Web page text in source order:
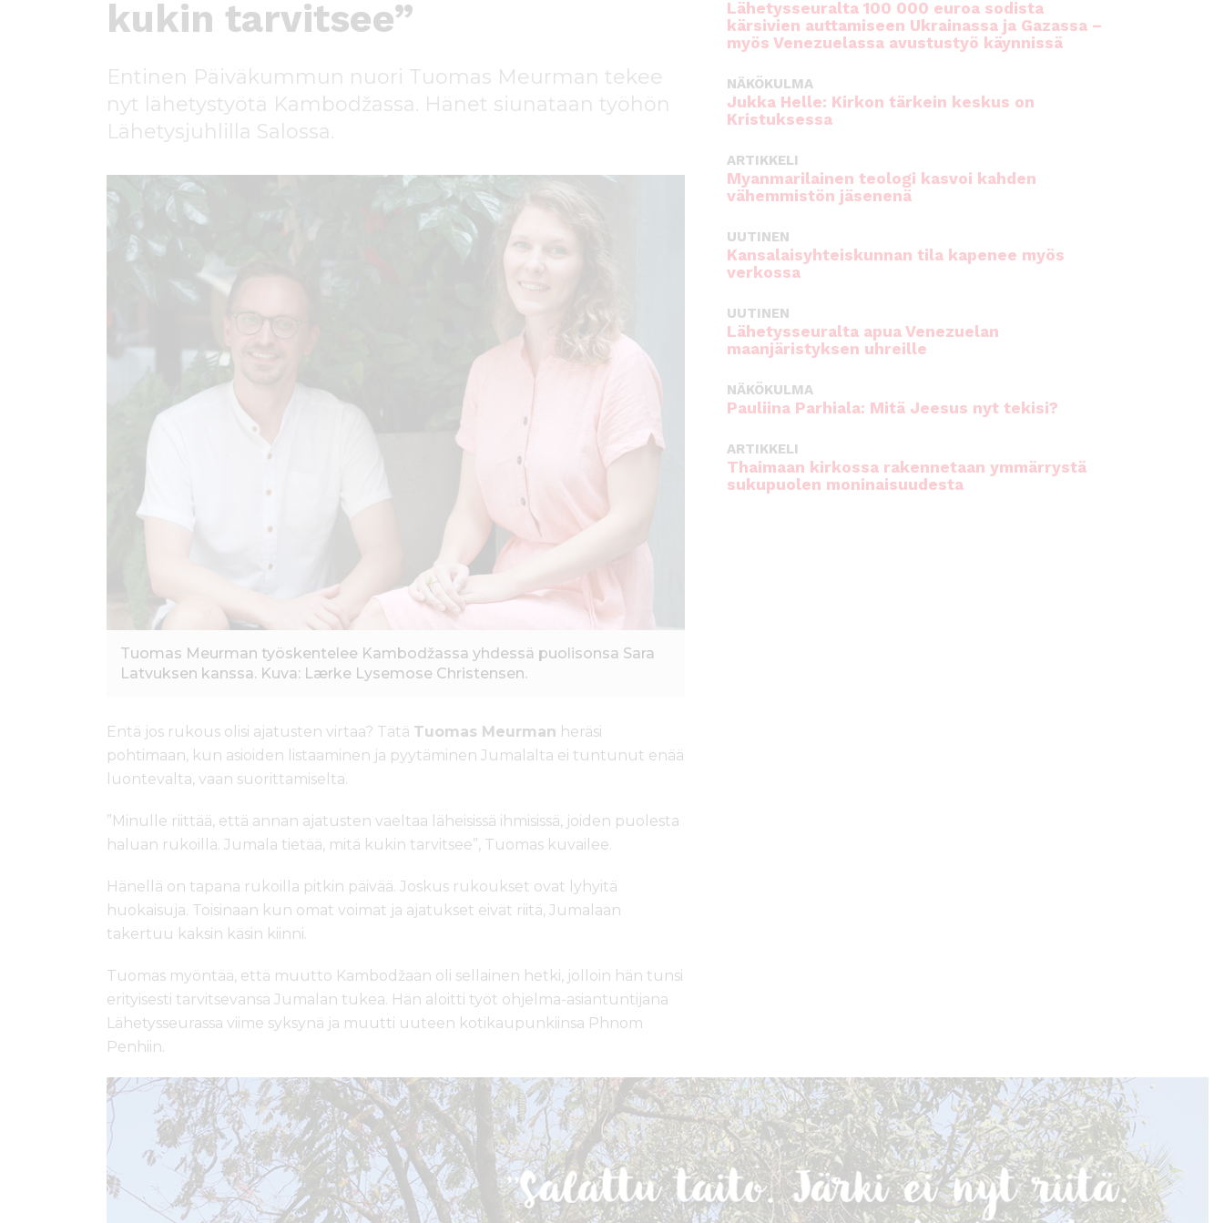
kukin tarvitsee”
Entinen Päiväkummun nuori Tuomas Meurman tekee
nyt lähetystyötä Kambodžassa. Hänet siunataan työhön
Lähetysjuhlilla Salossa.
Tuomas Meurman työskentelee Kambodžassa yhdessä puolisonsa Sara
Latvuksen kanssa. Kuva: Lærke Lysemose Christensen.
Entä jos rukous olisi ajatusten virtaa? Tätä Tuomas Meurman heräsi
pohtimaan, kun asioiden listaaminen ja pyytäminen Jumalalta ei tuntunut enää
luontevalta, vaan suorittamiselta.
”Minulle riittää, että annan ajatusten vaeltaa läheisissä ihmisissä, joiden puolesta
haluan rukoilla. Jumala tietää, mitä kukin tarvitsee”, Tuomas kuvailee.
Hänellä on tapana rukoilla pitkin päivää. Joskus rukoukset ovat lyhyitä
huokaisuja. Toisinaan kun omat voimat ja ajatukset eivät riitä, Jumalaan
takertuu kaksin käsin kiinni.
Tuomas myöntää, että muutto Kambodžaan oli sellainen hetki, jolloin hän tunsi
erityisesti tarvitsevansa Jumalan tukea. Hän aloitti työt ohjelma-asiantuntijana
Lähetysseurassa viime syksynä ja muutti uuteen kotikaupunkiinsa Phnom
Penhiin.
Lähetysseuralta 100 000 euroa sodista
kärsivien auttamiseen Ukrainassa ja Gazassa –
myös Venezuelassa avustustyö käynnissä
NÄKÖKULMA
Jukka Helle: Kirkon tärkein keskus on
Kristuksessa
ARTIKKELI
Myanmarilainen teologi kasvoi kahden
vähemmistön jäsenenä
UUTINEN
Kansalaisyhteiskunnan tila kapenee myös
verkossa
UUTINEN
Lähetysseuralta apua Venezuelan
maanjäristyksen uhreille
NÄKÖKULMA
Pauliina Parhiala: Mitä Jeesus nyt tekisi?
ARTIKKELI
Thaimaan kirkossa rakennetaan ymmärrystä
sukupuolen moninaisuudesta